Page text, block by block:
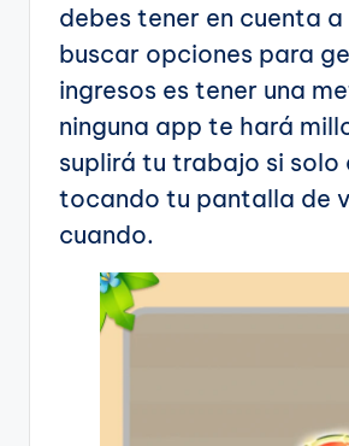
debes tener en cuenta
buscar opciones para
ingresos es tener una
ninguna app te hará
suplirá tu trabajo si solo
tocando tu pantalla de
cuando.